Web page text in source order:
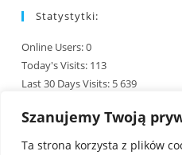
Szanujemy Twoją
Ta strona korzysta z plików
Statystytki:
Online Users:0
Today's Visits: 113
Last 30 Days Visits: 5 639
Last Post Date:01/08/2026